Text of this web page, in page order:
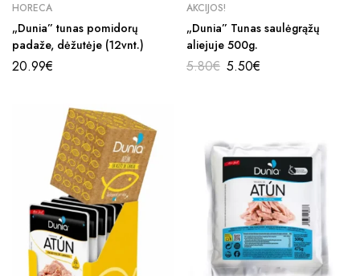
HORECA
„Dunia” tunas pomidorų
padaže, dėžutėje (12vnt.)
20.99€
AKCIJOS!
„Dunia” Tunas saulėgrąžų
aliejuje 500g.
5.80€ Original
price
5.50€